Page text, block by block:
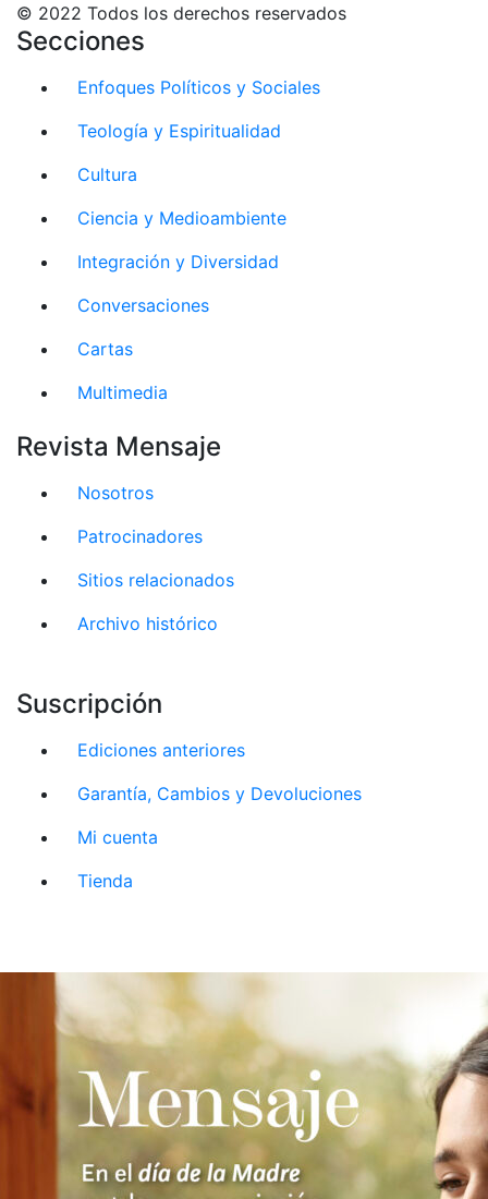
© 2022 Todos los derechos reservados
Secciones
Enfoques Políticos y Sociales
Teología y Espiritualidad
Cultura
Ciencia y Medioambiente
Integración y Diversidad
Conversaciones
Cartas
Multimedia
Revista Mensaje
Nosotros
Patrocinadores
Sitios relacionados
Archivo histórico
Suscripción
Ediciones anteriores
Garantía, Cambios y Devoluciones
Mi cuenta
Tienda